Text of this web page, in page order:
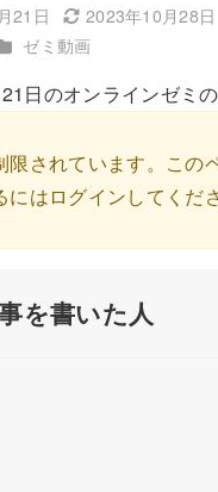
21日
更新日
2023年10月28日
テゴリー
ゼミ動画
日のオンラインゼミの
限されています。この
にはログインしてくださ
を書いた人